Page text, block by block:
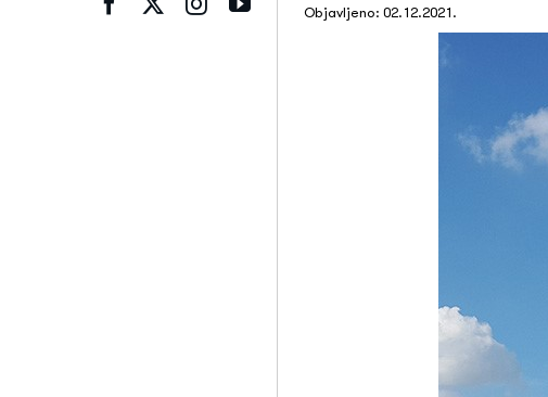
Objavljeno: 02.12.2021.